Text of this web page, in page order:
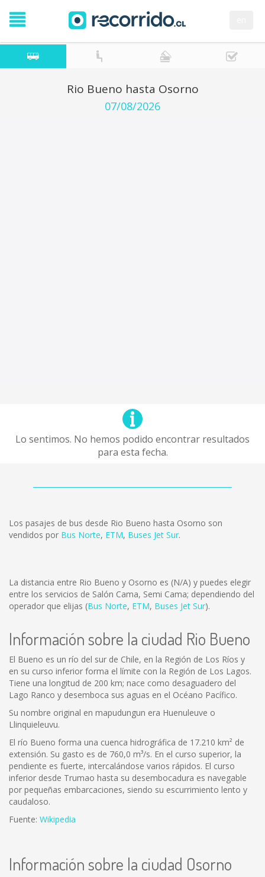
Rio Bueno hasta Osorno
07/08/2026
Lo sentimos. No hemos podido encontrar resultados
para esta fecha.
Los pasajes de bus desde Rio Bueno hasta Osorno son
vendidos por Bus Norte, ETM, Buses Jet Sur.
La distancia entre Rio Bueno y Osorno es (N/A) y puedes elegir
entre los servicios de Salón Cama, Semi Cama; dependiendo del
operador que elijas (Bus Norte, ETM, Buses Jet Sur).
Información sobre la ciudad Rio Bueno
El Bueno es un río del sur de Chile, en la Región de Los Ríos y
en su curso inferior forma el límite con la Región de Los Lagos.
Tiene una longitud de 200 km; nace como desaguadero del
Lago Ranco y desemboca sus aguas en el Océano Pacífico.
Su nombre original en mapudungun era Huenuleuve o
Llinquieleuvu.
El río Bueno forma una cuenca hidrográfica de 17.210 km² de
extensión. Su gasto es de 760,0 m³/s. En el curso superior, la
pendiente es fuerte, intercalándose varios rápidos. El curso
inferior desde Trumao hasta su desembocadura es navegable
por pequeñas embarcaciones, siendo su escurrimiento lento y
caudaloso.
Fuente: Wikipedia
Información sobre la ciudad Osorno